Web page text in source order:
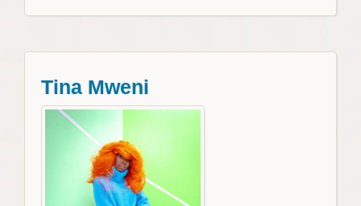
Tina Mweni